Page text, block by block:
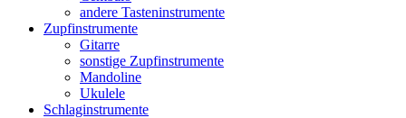
andere Tasteninstrumente
Zupfinstrumente
Gitarre
sonstige Zupfinstrumente
Mandoline
Ukulele
Schlaginstrumente